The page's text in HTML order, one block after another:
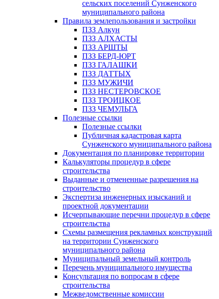
сельских поселений Сунженского
муниципального района
Правила землепользования и застройки
ПЗЗ Алкун
ПЗЗ АЛХАСТЫ
ПЗЗ АРШТЫ
ПЗЗ БЕРД-ЮРТ
ПЗЗ ГАЛАШКИ
ПЗЗ ДАТТЫХ
ПЗЗ МУЖИЧИ
ПЗЗ НЕСТЕРОВСКОЕ
ПЗЗ ТРОИЦКОЕ
ПЗЗ ЧЕМУЛЬГА
Полезные ссылки
Полезные ссылки
Публичная кадастровая карта
Сунженского муниципального района
Документация по планировке территории
Калькуляторы процедур в сфере
строительства
Выданные и отмененные разрешения на
строительство
Экспертиза инженерных изысканий и
проектной документации
Исчерпывающие перечни процедур в сфере
строительства
Схемы размещения рекламных конструкций
на территории Сунженского
муниципального района
Муниципальный земельный контроль
Перечень муниципального имущества
Консультация по вопросам в сфере
строительства
Межведомственные комиссии